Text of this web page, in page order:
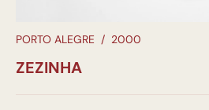
PORTO ALEGRE / 2000
ZEZINHA